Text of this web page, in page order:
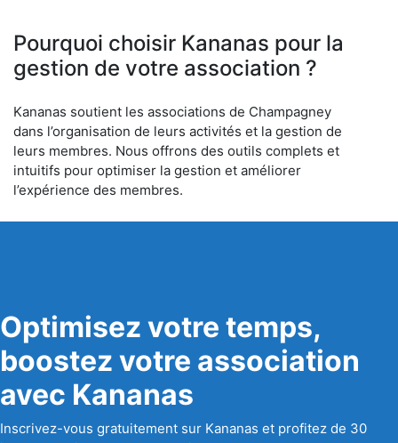
Pourquoi choisir Kananas pour la
gestion de votre association ?
Kananas soutient les associations de Champagney
dans l’organisation de leurs activités et la gestion de
leurs membres. Nous offrons des outils complets et
intuitifs pour optimiser la gestion et améliorer
l’expérience des membres.
Optimisez votre temps,
boostez votre association
avec Kananas
Inscrivez-vous gratuitement sur Kananas et profitez de 30